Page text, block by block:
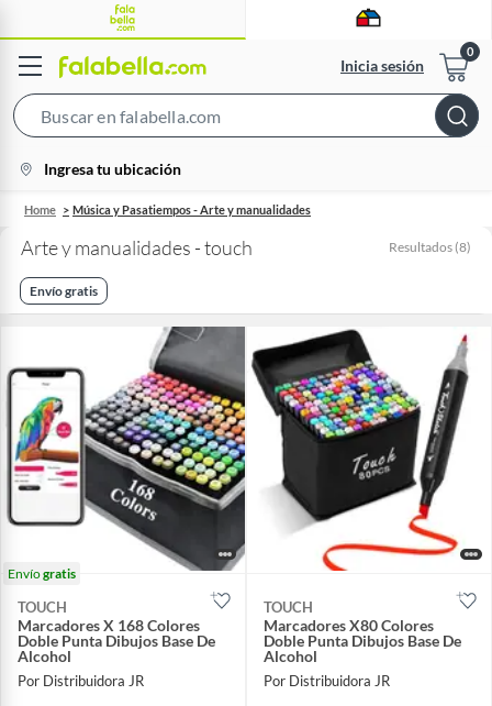
Inicia sesión
Bar
location-
icon
Ingresa tu ubicación
Home Música y Pasatiempos - Arte y manualidades
Arte y manualidades - touch Resultados (8)
Envío gratis
Envíogratis
TOUCH
Marcadores X 168 Colores
Doble Punta Dibujos Base De
Alcohol
Por Distribuidora JR
TOUCH
Marcadores X80 Colores
Doble Punta Dibujos Base De
Alcohol
Por Distribuidora JR